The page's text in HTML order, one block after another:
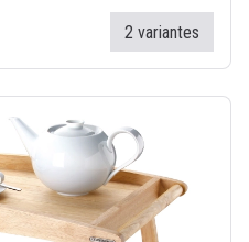
2 variantes